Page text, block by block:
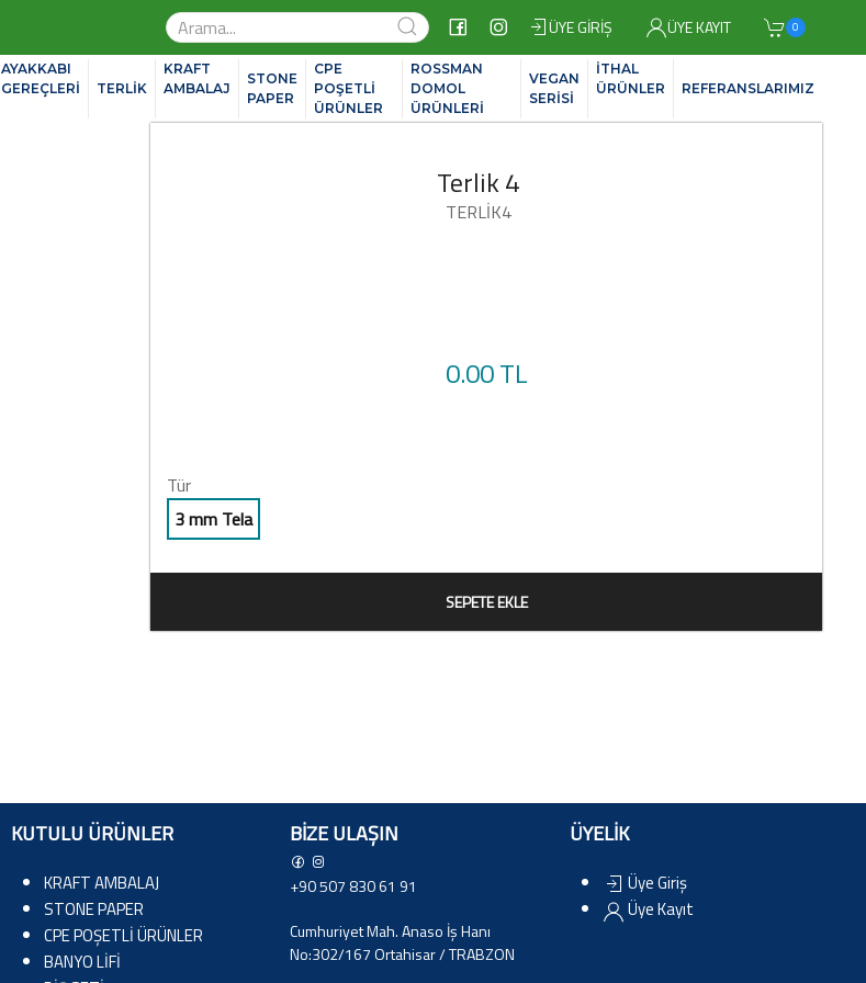
ÜYE GIRIŞ ÜYE KAYIT 0
AYAKKABI
GEREÇLERİ
TERLİK
KRAFT
AMBALAJ
STONE
PAPER
CPE
POŞETLİ
ÜRÜNLER
ROSSMAN
DOMOL
ÜRÜNLERİ
VEGAN
SERİSİ
İTHAL
ÜRÜNLER
REFERANSLARIMIZ
Terlik 4
TERLİK4
0.00 TL
Tür
3 mm Tela
SEPETE EKLE
KUTULU ÜRÜNLER
KRAFT AMBALAJ
STONE PAPER
CPE POŞETLİ ÜRÜNLER
BANYO LİFİ
BIZE ULAŞIN
+90 507 830 61 91
Cumhuriyet Mah. Anaso İş Hanı
No:302/167 Ortahisar / TRABZON
ÜYELİK
Üye Giriş
Üye Kayıt